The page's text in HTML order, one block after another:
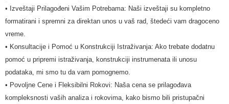
• Izveštaji Prilagođeni Vašim Potrebama: Naši izveštaji su kompletno
formatirani i spremni za direktan unos u vaš rad, štedeći vam dragoceno
vreme.
• Konsultacije i Pomoć u Konstrukciji Istraživanja: Ako trebate dodatnu
pomoć u pripremi istraživanja, konstrukciji instrumenata ili unosu
podataka, mi smo tu da vam pomognemo.
• Povoljne Cene i Fleksibilni Rokovi: Naša cena se prilagođava
kompleksnosti vaših analiza i rokovima, kako bismo bili pristupačni